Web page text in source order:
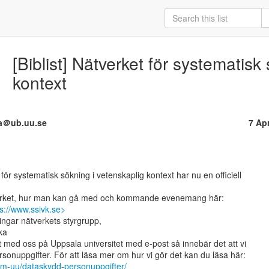
[Biblist] Nätverket för
kontext
ub.uu.se 7
www.ssivk.se>
nätverkets styrgrupp,
oss på Uppsala universitet med e-post så innebär det att vi
uu/dataskydd-personuppgifter/